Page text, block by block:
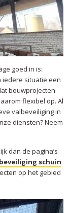
goed in is:
iedere situatie een
bouwprojecten
flexibel op. Al
valbeveiliging in
diensten? Neem
dan de pagina’s
schuin
op het gebied